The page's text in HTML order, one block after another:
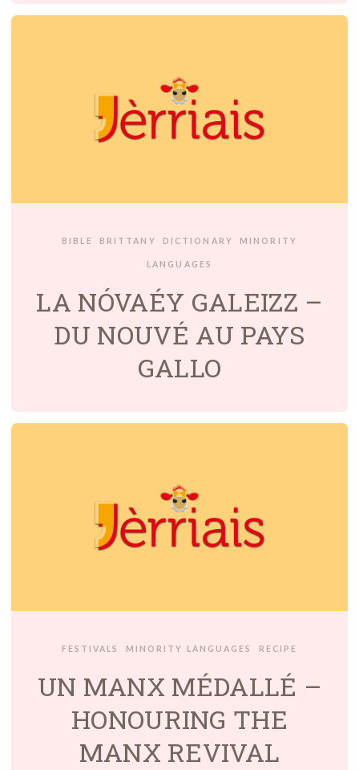
BIBLE BRITTANY DICTIONARY MINORITY
LANGUAGES
LA NÓVAÉY GALEIZZ –
DU NOUVÉ AU PAYS
GALLO
FESTIVALS MINORITY LANGUAGES RECIPE
UN MANX MÉDALLÉ –
HONOURING THE
MANX REVIVAL